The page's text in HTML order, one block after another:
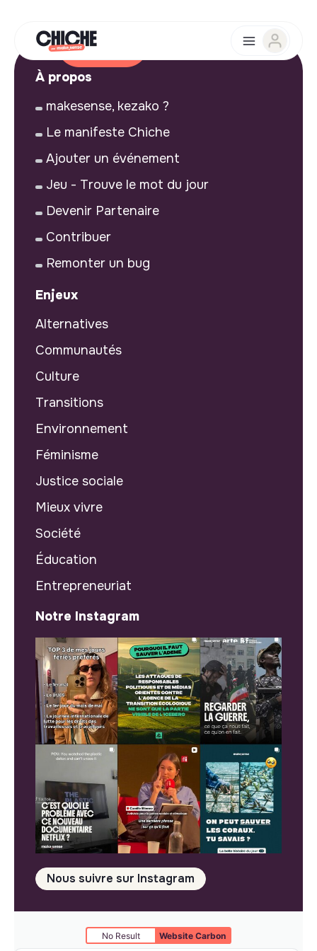
À propos
makesense, kezako ?
Le manifeste Chiche
Ajouter un événement
Jeu - Trouve le mot du jour
Devenir Partenaire
Contribuer
Remonter un bug
Enjeux
Alternatives
Communautés
Culture
Transitions
Environnement
Féminisme
Justice sociale
Mieux vivre
Société
Éducation
Entrepreneuriat
Notre Instagram
Nous suivre sur Instagram
No Result Website Carbon